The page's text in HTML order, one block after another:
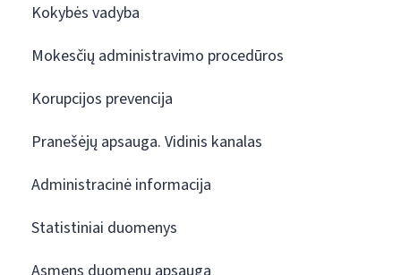
Kokybės vadyba
Mokesčių administravimo procedūros
Korupcijos prevencija
Pranešėjų apsauga. Vidinis kanalas
Administracinė informacija
Statistiniai duomenys
Asmens duomenų apsauga